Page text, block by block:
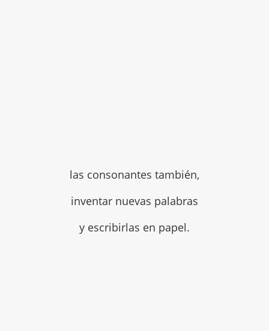
las consonantes también,
inventar nuevas palabras
y escribirlas en papel.